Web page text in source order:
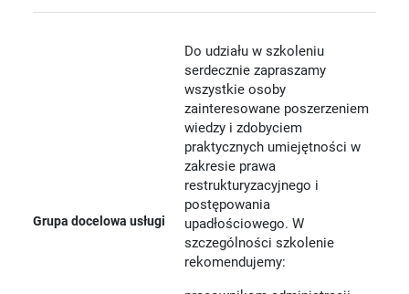
Grupa docelowa usługi
Do udziału w szkoleniu
serdecznie zapraszamy
wszystkie osoby
zainteresowane poszerzeniem
wiedzy i zdobyciem
praktycznych umiejętności w
zakresie prawa
restrukturyzacyjnego i
postępowania
upadłościowego. W
szczególności szkolenie
rekomendujemy: